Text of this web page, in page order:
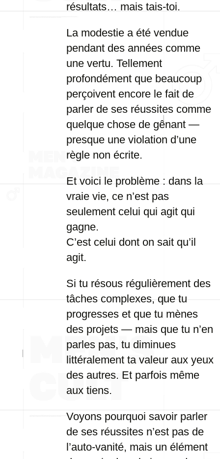
résultats… mais tais-toi.
La modestie a été vendue
pendant des années comme
une vertu. Tellement
profondément que beaucoup
perçoivent encore le fait de
parler de ses réussites comme
quelque chose de gênant —
presque une violation d’une
règle non écrite.
Et voici le problème : dans la
vraie vie, ce n’est pas
seulement celui qui agit qui
gagne.
C’est celui dont on sait qu’il
agit.
Si tu résous régulièrement des
tâches complexes, que tu
progresses et que tu mènes
des projets — mais que tu n’en
parles pas, tu diminues
littéralement ta valeur aux yeux
des autres. Et parfois même
aux tiens.
Voyons pourquoi savoir parler
de ses réussites n’est pas de
l’auto-vanité, mais un élément